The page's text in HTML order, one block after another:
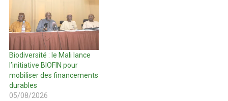
Biodiversité : le Mali lance
l’initiative BIOFIN pour
mobiliser des financements
durables
05/08/2026